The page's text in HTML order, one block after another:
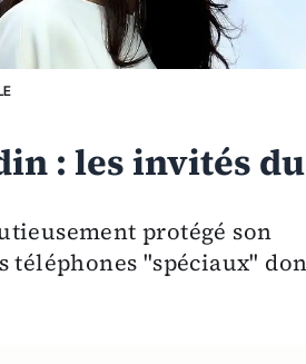
: les invités du
protégé son
"spéciaux"